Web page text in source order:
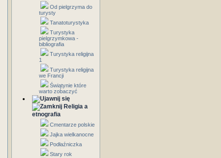
Od pielgrzyma do
turysty
Tanatoturystyka
Turystyka
pielgrzymkowa -
bibliografia
Turystyka religijna
1
Turystyka religijna
we Francji
Świątynie które
warto zobaczyć
Religia a
etnografia
Cmentarze polskie
Jajka wielkanocne
Podłaźniczka
Stary rok